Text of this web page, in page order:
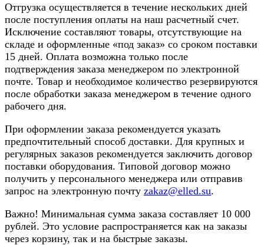
Отгрузка осуществляется в течение нескольких дней
после поступления оплаты на наш расчетный счет.
Исключение составляют товары, отсутствующие на
складе и оформленные «под заказ» со сроком поставки
15 дней. Оплата возможна только после
подтверждения заказа менеджером по электронной
почте. Товар и необходимое количество резервируются
после обработки заказа менеджером в течение одного
рабочего дня.
При оформлении заказа рекомендуется указать
предпочтительный способ доставки. Для крупных и
регулярных заказов рекомендуется заключить договор
поставки оборудования. Типовой договор можно
получить у персонального менеджера или отправив
запрос на электронную почту zakaz@elled.su.
Важно! Минимальная сумма заказа составляет 10 000
рублей. Это условие распространяется как на заказы
через корзину, так и на быстрые заказы.